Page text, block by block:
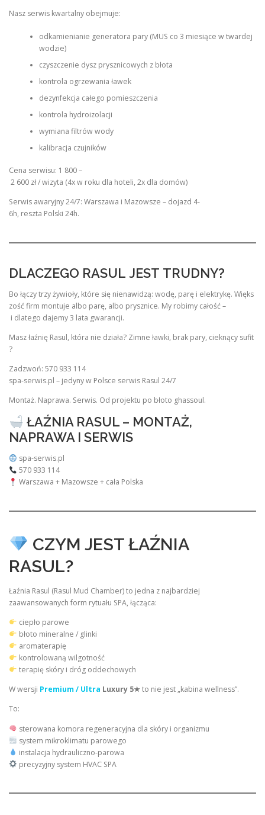
Nasz serwis kwartalny obejmuje:
odkamienianie generatora pary (MUS co 3 miesiące w twardej
wodzie)
czyszczenie dysz prysznicowych z błota
kontrola ogrzewania ławek
dezynfekcja całego pomieszczenia
kontrola hydroizolacji
wymiana filtrów wody
kalibracja czujników
Cena serwisu: 1 800 –
2 600 zł / wizyta (4x w roku dla hoteli, 2x dla domów)
Serwis awaryjny 24/7: Warszawa i Mazowsze – dojazd 4-
6h, reszta Polski 24h.
DLACZEGO RASUL JEST TRUDNY?
Bo łączy trzy żywioły, które się nienawidzą: wodę, parę i elektrykę. Więks
zość firm montuje albo parę, albo prysznice. My robimy całość –
i dlatego dajemy 3 lata gwarancji.
Masz łaźnię Rasul, która nie działa? Zimne ławki, brak pary, cieknący sufit
?
Zadzwoń: 570 933 114
spa-serwis.pl – jedyny w Polsce serwis Rasul 24/7
Montaż. Naprawa. Serwis. Od projektu po błoto ghassoul.
ŁAŹNIA RASUL – MONTAŻ,
NAPRAWA I SERWIS
spa-serwis.pl
570 933 114
Warszawa + Mazowsze + cała Polska
CZYM JEST ŁAŹNIA
RASUL?
Łaźnia Rasul (Rasul Mud Chamber) to jedna z najbardziej
zaawansowanych form rytuału SPA, łącząca:
ciepło parowe
błoto mineralne / glinki
aromaterapię
kontrolowaną wilgotność
terapię skóry i dróg oddechowych
W wersji Premium / Ultra Luxury 5★to nie jest „kabina wellness”.
To:
sterowana komora regeneracyjna dla skóry i organizmu
system mikroklimatu parowego
instalacja hydrauliczno-parowa
precyzyjny system HVAC SPA